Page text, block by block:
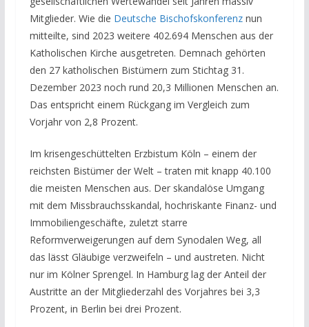
Mitglieder. Wie die Deutsche Bischofskonferenznun
mitteilte, sind 2023 weitere 402.694 Menschen aus der
Katholischen Kirche ausgetreten. Demnach gehörten
den 27 katholischen Bistümern zum Stichtag 31.
Dezember 2023 noch rund 20,3 Millionen Menschen an.
Das entspricht einem Rückgang im Vergleich zum
Vorjahr von 2,8 Prozent.
Im krisengeschüttelten Erzbistum Köln – einem der
reichsten Bistümer der Welt – traten mit knapp 40.100
die meisten Menschen aus. Der skandalöse Umgang
mit dem Missbrauchsskandal, hochriskante Finanz- und
Immobiliengeschäfte, zuletzt starre
Reformverweigerungen auf dem Synodalen Weg, all
das lässt Gläubige verzweifeln – und austreten. Nicht
nur im Kölner Sprengel. In Hamburg lag der Anteil der
Austritte an der Mitgliederzahl des Vorjahres bei 3,3
Prozent, in Berlin bei drei Prozent.